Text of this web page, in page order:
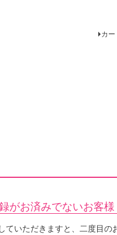
カー
がお済みでないお客様
ていただきますと、二度目の